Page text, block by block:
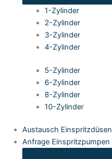
1-Zylinder
2-Zylinder
3-Zylinder
4-Zylinder
5-Zylinder
6-Zylinder
8-Zylinder
10-Zylinder
Austausch Einspritzdüsen
Anfrage Einspritzpumpen